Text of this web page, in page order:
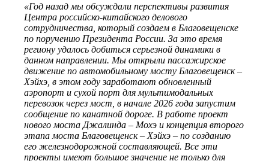
«Год назад мы обсуждали перспективы развития
Центра российско-китайского делового
сотрудничества, который создаем в Благовещенске
по поручению Президента России. За это время
региону удалось добиться серьезной динамики в
данном направлении. Мы открыли пассажирское
движение по автомобильному мосту Благовещенск –
Хэйхэ, в этом году заработают обновленный
аэропорт и сухой порт для мультимодальных
перевозок через мост, в начале 2026 года запустим
сообщение по канатной дороге. В работе проект
нового моста Джалинда – Мохэ и концепция второго
этапа моста Благовещенск – Хэйхэ – по созданию
его железнодорожной составляющей. Все эти
проекты имеют большое значение не только для